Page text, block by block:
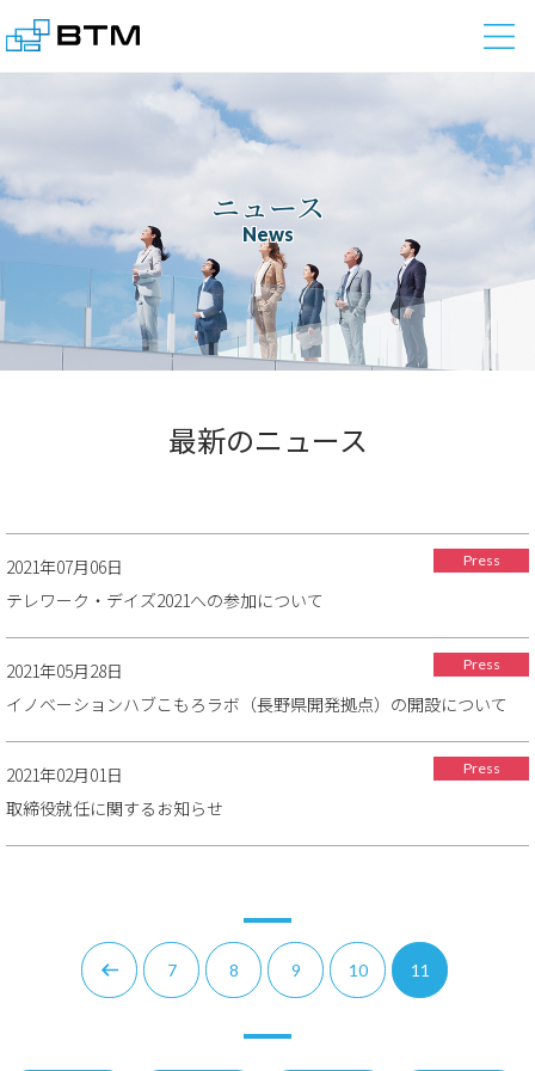
ニュース
News
最新のニュース
2021年07月06日 Press
テレワーク・デイズ2021への参加について
2021年05月28日 Press
イノベーションハブこもろラボ（長野県開発拠点）の開設について
2021年02月01日 Press
取締役就任に関するお知らせ
7 8 9 10 11